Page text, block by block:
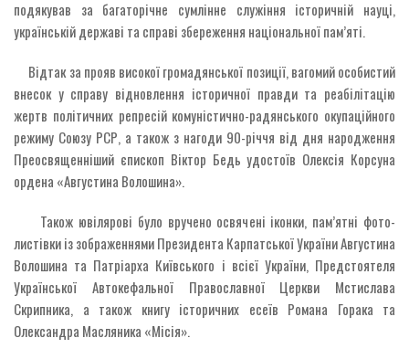
подякував за багаторічне сумлінне служіння історичній науці,
українській державі та справі збереження національної пам’яті.
Відтак за прояв високої громадянської позиції, вагомий особистий
внесок у справу відновлення історичної правди та реабілітацію
жертв політичних репресій комуністично-радянського окупаційного
режиму Союзу РСР, а також з нагоди 90-річчя від дня народження
Преосвященніший єпископ Віктор Бедь удостоїв Олексія Корсуна
ордена «Августина Волошина».
Також ювілярові було вручено освячені іконки, пам’ятні фото-
листівки із зображеннями Президента Карпатської України Августина
Волошина та Патріарха Київського і всієї України, Предстоятеля
Української Автокефальної Православної Церкви Мстислава
Скрипника, а також книгу історичних есеїв Романа Горака та
Олександра Масляника «Місія».